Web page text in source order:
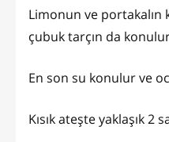
Limonun ve
çubuk tarçın da
En son su konulur ve
Kısık ateşte yaklaşık 2